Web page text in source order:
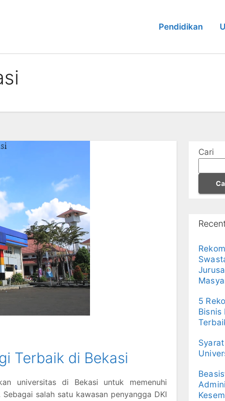
Pendidikan
Terbaik di Bekasi
universitas di Bekasi untuk memenuhi
salah satu kawasan penyangga DKI
Cari
5
Bisnis